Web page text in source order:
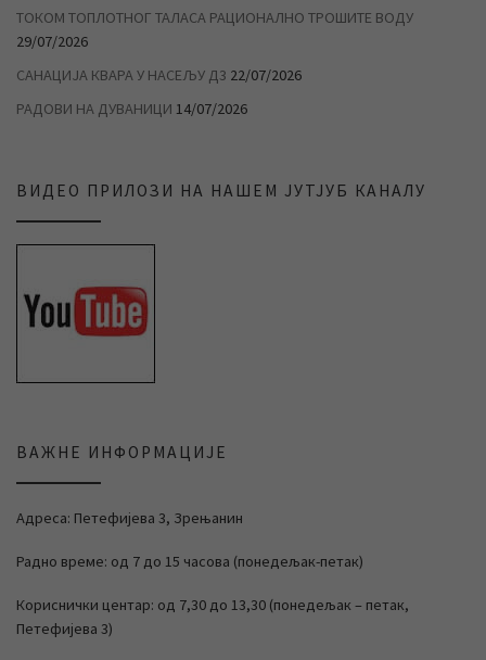
ТОКОМ ТОПЛОТНОГ ТАЛАСА РАЦИОНАЛНО ТРОШИТЕ ВОДУ
29/07/2026
САНАЦИЈА КВАРА У НАСЕЉУ Д3 22/07/2026
РАДОВИ НА ДУВАНИЦИ 14/07/2026
ВИДЕО ПРИЛОЗИ НА НАШЕМ ЈУТЈУБ КАНАЛУ
ВАЖНЕ ИНФОРМАЦИЈЕ
Адреса: Петефијева 3, Зрењанин
Радно време: од 7 до 15 часова (понедељак-петак)
Кориснички центар: од 7,30 до 13,30 (понедељак – петак,
Петефијева 3)